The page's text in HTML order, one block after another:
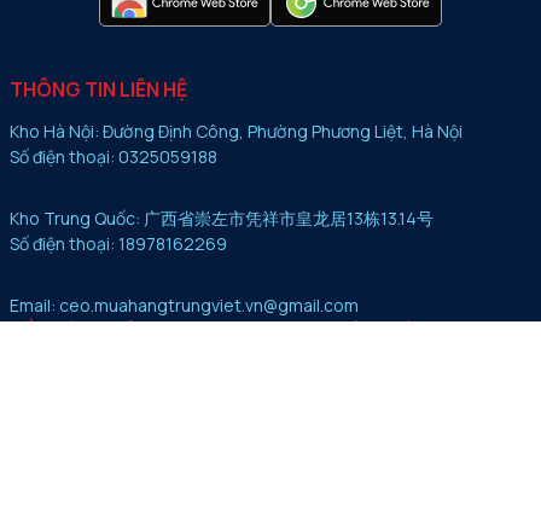
THÔNG TIN LIÊN HỆ
Kho Hà Nội: Đường Định Công, Phường Phương Liệt, Hà Nội
Số điện thoại: 0325059188
Kho Trung Quốc: 广西省崇左市凭祥市皇龙居13栋13.14号
Số điện thoại: 18978162269
Email: ceo.muahangtrungviet.vn@gmail.com